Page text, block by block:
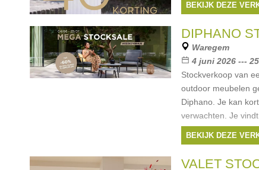
wel 50%. We
Merken: Blomus
Atelier Pierre
...
BEKIJK DEZE
DIPHANO
Waregem
4 juni 2026 ---
Stockverkoop van
outdoor meubelen
Diphano. Je kan
verwachten. Je
dining collecties,
showroommodellen
BEKIJK DEZE
VALET